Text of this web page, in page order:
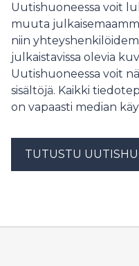
Uutishuoneessa voit
muuta
niin
julkaistavissa olevia
Uutishuoneessa voit
sisältöjä. Kaikki
on vapaasti median
TUTUSTU